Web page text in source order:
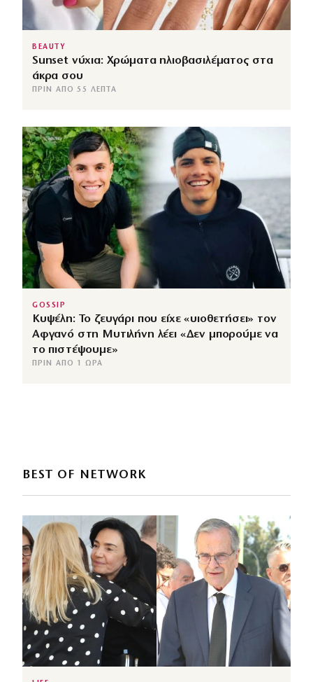
BEAUTY
Sunset νύχια: Χρώματα ηλιοβασιλέματος στα
άκρα σου
ΠΡΙΝ ΑΠΌ 55 ΛΕΠΤΆ
GOSSIP
Κυψέλη: Το ζευγάρι που είχε «υιοθετήσει» τον
Αφγανό στη Μυτιλήνη λέει «Δεν μπορούμε να
το πιστέψουμε»
ΠΡΙΝ ΑΠΌ 1 ΏΡΑ
BEST OF NETWORK